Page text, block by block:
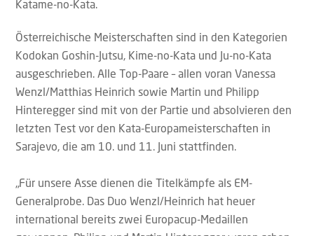
Katame-no-Kata.
Österreichische Meisterschaften sind in den Kategorien
Kodokan Goshin-Jutsu, Kime-no-Kata und Ju-no-Kata
ausgeschrieben. Alle Top-Paare – allen voran Vanessa
Wenzl/Matthias Heinrich sowie Martin und Philipp
Hinteregger sind mit von der Partie und absolvieren den
letzten Test vor den Kata-Europameisterschaften in
Sarajevo, die am 10. und 11. Juni stattfinden.
„Für unsere Asse dienen die Titelkämpfe als EM-
Generalprobe. Das Duo Wenzl/Heinrich hat heuer
international bereits zwei Europacup-Medaillen